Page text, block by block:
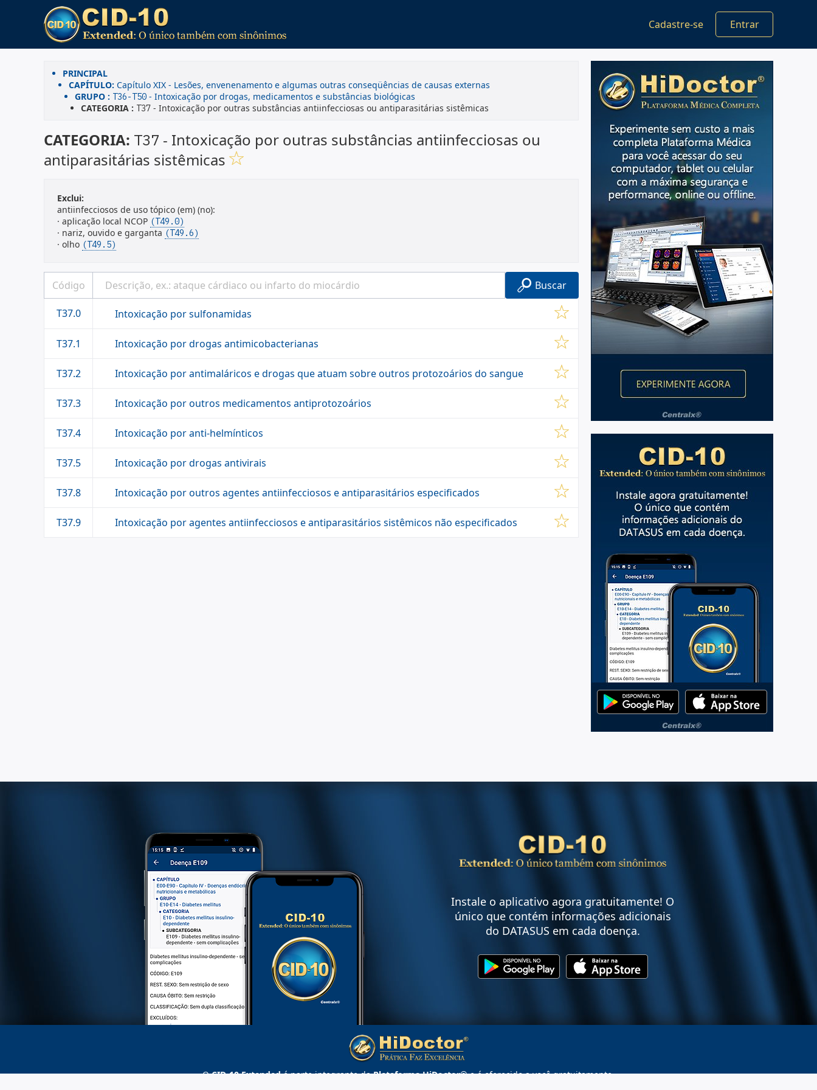
Cadastre-se Entrar
PRINCIPAL
CAPÍTULO: Capítulo XIX - Lesões, envenenamento e algumas outras conseqüências de causas externas
GRUPO : T36-T50 - Intoxicação por drogas, medicamentos e substâncias biológicas
CATEGORIA : T37 - Intoxicação por outras substâncias antiinfecciosas ou antiparasitárias sistêmicas
CATEGORIA: T37 - Intoxicação por outras substâncias antiinfecciosas ou
antiparasitárias sistêmicas
Exclui:
antiinfecciosos de uso tópico (em) (no):
· aplicação local NCOP (T49.0)
· nariz, ouvido e garganta (T49.6)
· olho (T49.5)
Buscar
T37.0 Intoxicação por sulfonamidas
T37.1 Intoxicação por drogas antimicobacterianas
T37.2 Intoxicação por antimaláricos e drogas que atuam sobre outros protozoários do sangue
T37.3 Intoxicação por outros medicamentos antiprotozoários
T37.4 Intoxicação por anti-helmínticos
T37.5 Intoxicação por drogas antivirais
T37.8 Intoxicação por outros agentes antiinfecciosos e antiparasitários especificados
T37.9 Intoxicação por agentes antiinfecciosos e antiparasitários sistêmicos não especificados
Instale o aplicativo agora gratuitamente! O
único que contém informações adicionais
do DATASUS em cada doença.
OCID-10 Extendedé parte integrante daPlataforma HiDoctor®e é oferecido a você gratuitamente.